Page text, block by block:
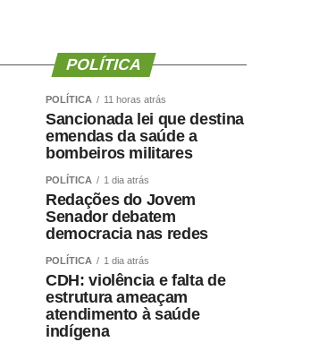
POLÍTICA
POLÍTICA 11 horas atrás
Sancionada lei que destina
emendas da saúde a
bombeiros militares
POLÍTICA 1 dia atrás
Redações do Jovem
Senador debatem
democracia nas redes
POLÍTICA 1 dia atrás
CDH: violência e falta de
estrutura ameaçam
atendimento à saúde
indígena